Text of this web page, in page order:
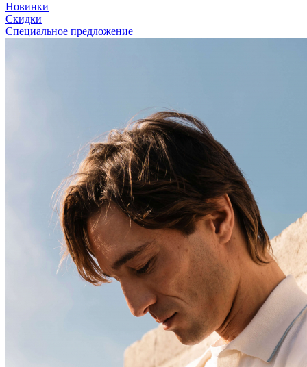
Новинки
Скидки
Специальное предложение